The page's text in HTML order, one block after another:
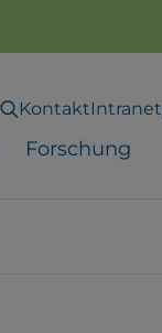
KontaktIntranet
Forschung